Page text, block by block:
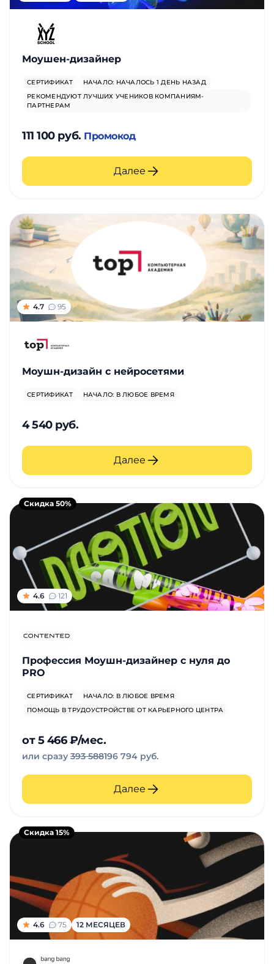
Моушен-дизайнер
СЕРТИФИКАТ
НАЧАЛО: НАЧАЛОСЬ 1 ДЕНЬ НАЗАД
РЕКОМЕНДУЮТ ЛУЧШИХ УЧЕНИКОВ КОМПАНИЯМ-
ПАРТНЕРАМ
111 100 руб. Промокод
Далее
4.7 95
Моушн-дизайн с нейросетями
СЕРТИФИКАТ НАЧАЛО: В ЛЮБОЕ ВРЕМЯ
4 540 руб.
Далее
4.6 121
Профессия Моушн-дизайнер c нуля до
PRO
СЕРТИФИКАТ
НАЧАЛО: В ЛЮБОЕ ВРЕМЯ
ПОМОЩЬ В ТРУДОУСТРОЙСТВЕ ОТ КАРЬЕРНОГО ЦЕНТРА
от 5 466 ₽/мес.
или сразу 393 588196 794 руб.
Далее
Скидка 50%
4.6 75 12 МЕСЯЦЕВ
Скидка 15%